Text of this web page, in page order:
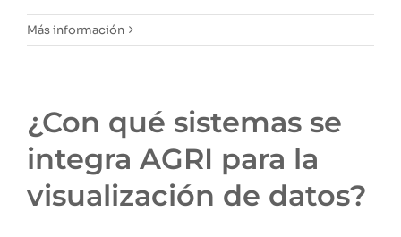
Más información
¿Con qué sistemas se
integra AGRI para la
visualización de datos?